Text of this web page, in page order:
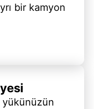
bir kamyon